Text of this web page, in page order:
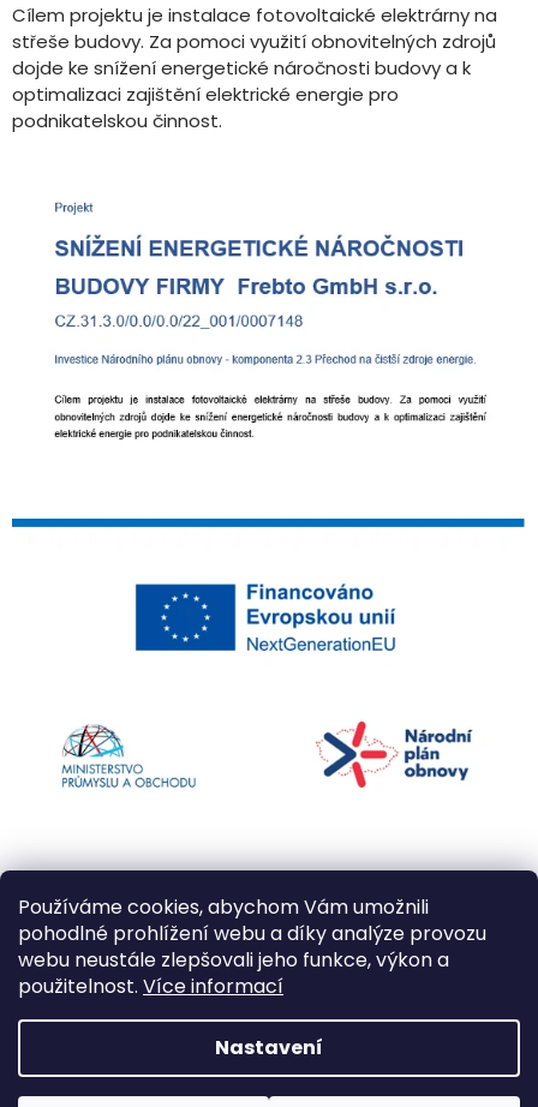
Používáme cookies, abychom Vám umožnili
pohodlné prohlížení webu a díky analýze provozu
webu neustále zlepšovali jeho funkce, výkon a
použitelnost. Více informací
Nastavení
Cílem projektu je instalace fotovoltaické elektrárny na
střeše budovy. Za pomoci využití obnovitelných zdrojů
dojde ke snížení energetické náročnosti budovy a k
optimalizaci zajištění elektrické energie pro
podnikatelskou činnost.
Vytvořil Shoptet
Copyright 2026Kapří kuličky. Všechna práva